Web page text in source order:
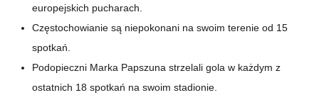
europejskich pucharach.
Częstochowianie są niepokonani na swoim terenie od 15
spotkań.
Podopieczni Marka Papszuna strzelali gola w każdym z
ostatnich 18 spotkań na swoim stadionie.